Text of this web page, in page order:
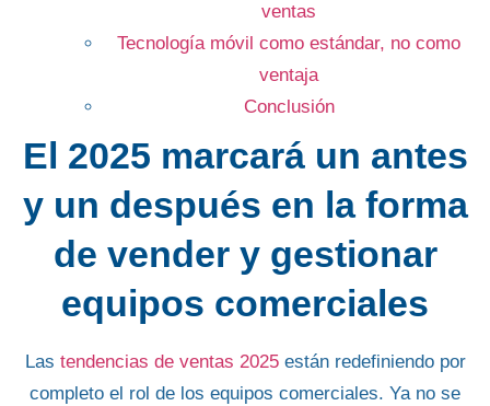
ventas
Tecnología móvil como estándar, no como
ventaja
Conclusión
El 2025 marcará un antes
y un después en la forma
de vender y gestionar
equipos comerciales
Las tendencias de ventas 2025están redefiniendo por
completo el rol de los equipos comerciales. Ya no se